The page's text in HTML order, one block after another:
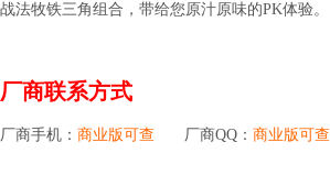
战法牧铁三角组合，带给您原汁原味的PK体验。
厂商联系方式
厂商手机： 商业版可查 厂商QQ： 商业版可查